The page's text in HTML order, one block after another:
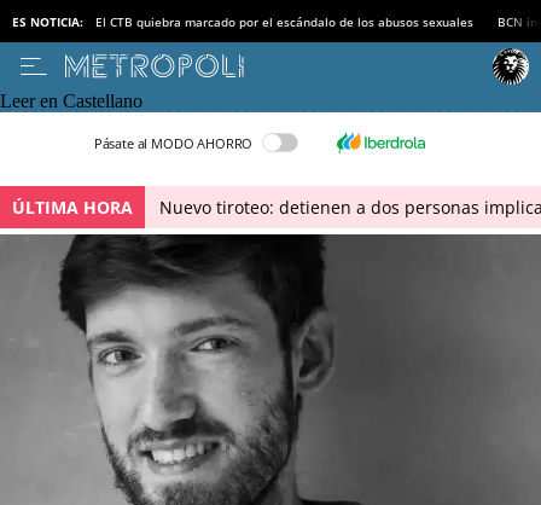
ES NOTICIA: El CTB quiebra marcado por el escándalo de los abusos sexuales BCN
Leer en Castellano
Pásate al MODO AHORRO
ÚLTIMA HORA Nuevo tiroteo: detienen a dos personas